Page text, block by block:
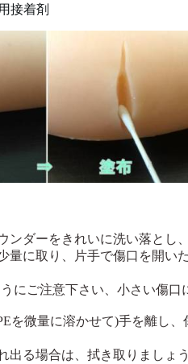
接着剤
ダーをきれいに洗い落とし、
量に取り、片手で傷口を開い
にご注意下さい、小さい傷口
を微量に溶かせて)手を離し
出る場合は、拭き取りましょう